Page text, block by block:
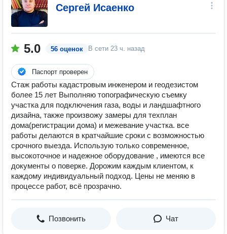
Сергей Исаенко
5.0 56 оценок В сети 23 ч. назад
Паспорт проверен
Стаж работы кадастровым инженером и геодезистом
более 15 лет Выполняю топографическую съемку
участка для подключения газа, воды и ландшафтного
дизайна, также произвожу замеры для техплан
дома(регистрации дома) и межевание участка. все
работы делаются в кратчайшие сроки с возможностью
срочного выезда. Использую только современное,
высокоточное и надежное оборудование , имеются все
документы о поверке. Дорожим каждым клиентом, к
каждому индивидуальный подход. Цены не меняю в
процессе работ, всё прозрачно.
Позвонить Чат